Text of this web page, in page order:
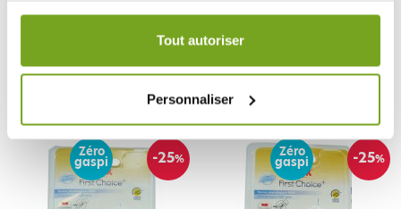
Votre choix de consentement est conservé pendant une
Tout autoriser
Personnaliser
NUK PERFECT MATCH 2 TÉTINES 3
NUK LOT DE 2 TETINES SILICONE
LAIT INFANTILE 0-6 MOIS
-25%
Zéro
gaspi -25%
Zéro
gaspi